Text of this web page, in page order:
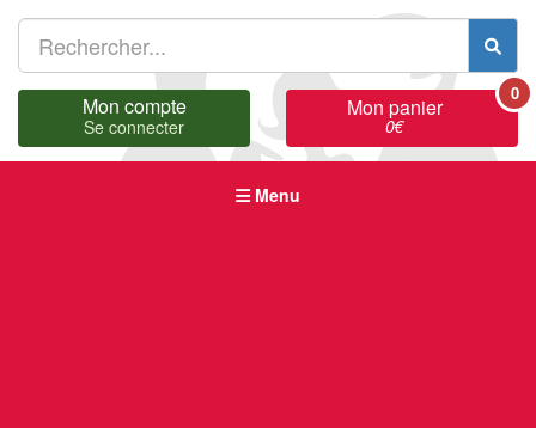
Mon compte
Se connecter
Mon panier
0€
0
Menu